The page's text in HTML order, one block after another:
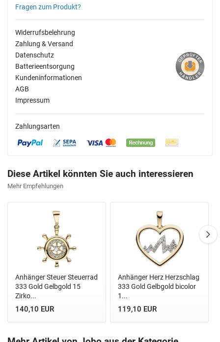
Fragen zum Produkt?
Widerrufsbelehrung
Zahlung & Versand
Datenschutz
Batterieentsorgung
Kundeninformationen
AGB
Impressum
Zahlungsarten
Diese Artikel könnten Sie auch interessieren
Mehr Empfehlungen
Anhänger Steuer Steuerrad
333 Gold Gelbgold 15
Zirko...
140,10 EUR
Anhänger Herz Herzschlag
333 Gold Gelbgold bicolor
1...
119,10 EUR